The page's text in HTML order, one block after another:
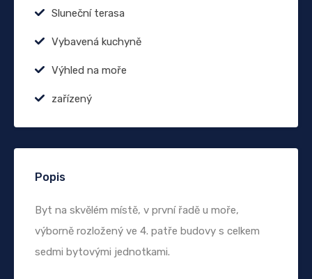
Sluneční terasa
Vybavená kuchyně
Výhled na moře
zařízený
Popis
Byt na skvělém místě, v první řadě u moře,
výborně rozložený ve 4. patře budovy s celkem
sedmi bytovými jednotkami.